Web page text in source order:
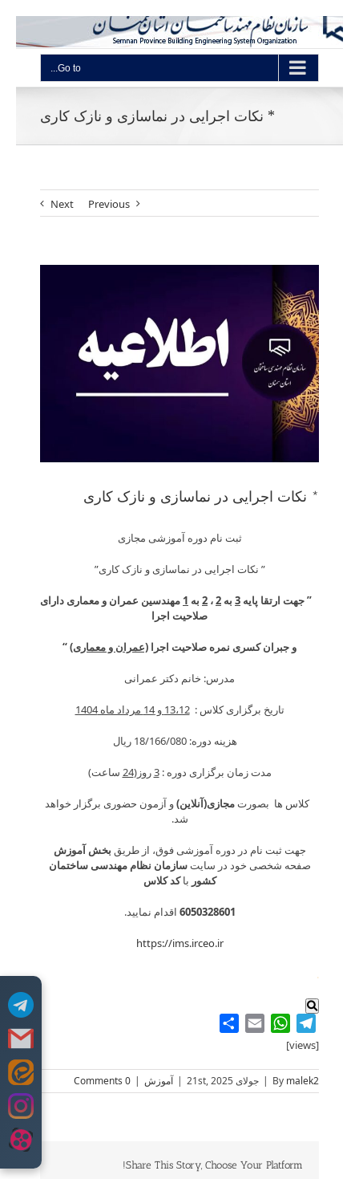
Skip
to
Go to...
* نکات اجرایی در نماسازی و نازک کاری
Previous
Next
Larger
Image
* نکات اجرایی در نماسازی و نازک کاری
ثبت نام دوره آموزشی مجازی
” نکات اجرایی در نماسازی و نازک کاری”
” جهت ارتقا پایه 3 به 2، 2 به 1 مهندسین عمران و معماری دارای
صلاحیت اجرا
و جبران کسری نمره صلاحیت اجرا (عمران و معماری)“
مدرس: خانم دکتر عمرانی
تاریخ برگزاری کلاس :13،12 و 14 مرداد ماه 1404
هزینه دوره: 18/166/080 ريال
مدت زمان برگزاری دوره :3روز(24 ساعت)
کلاس ها بصورتمجازی(آنلاین)و آزمون حضوری برگزار خواهد
شد.
جهت ثبت نام در دوره آموزشی فوق، از طریق بخش آموزش
صفحه شخصی خود در سایتسازمان نظام مهندسی ساختمان
کشور باکد کلاس
6050328601 اقدام نمایید.
https://ims.irceo.ir
.
Telegram
WhatsApp
Email
[views]
By malek2
| جولای 21st, 2025 | آموزش |
0 Comments
Share This Story, Choose Your Platform!